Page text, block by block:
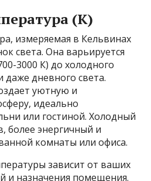
(К)
измеряемая в Кельвинах
света. Она варьируется
3000 К) до холодного
даже дневного света.
уютную и
идеально
или гостиной. Холодный
более энергичный и
комнаты или офиса.
зависит от ваших
и назначения помещения.